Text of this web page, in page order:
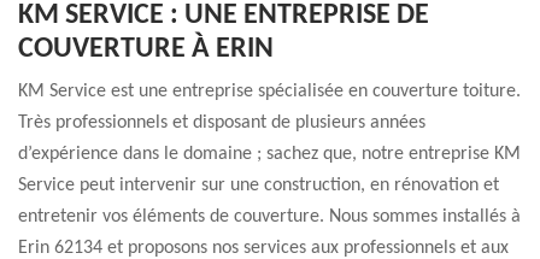
KM SERVICE : UNE ENTREPRISE DE
COUVERTURE À ERIN
KM Service est une entreprise spécialisée en couverture toiture.
Très professionnels et disposant de plusieurs années
d’expérience dans le domaine ; sachez que, notre entreprise KM
Service peut intervenir sur une construction, en rénovation et
entretenir vos éléments de couverture. Nous sommes installés à
Erin 62134 et proposons nos services aux professionnels et aux